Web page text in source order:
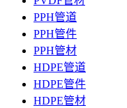
PPH管道
PPH管件
PPH管材
HDPE管道
HDPE管件
HDPE管材